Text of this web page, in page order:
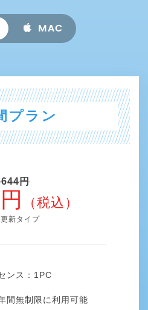
MAC
プラン
円
（税込）
新タイプ
ンス：1 PC
間無制限に利用可能